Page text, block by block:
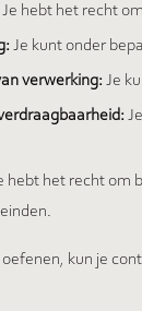
Je hebt het recht
Je kunt onder
verwerking: Je
hebt het recht om
kun je